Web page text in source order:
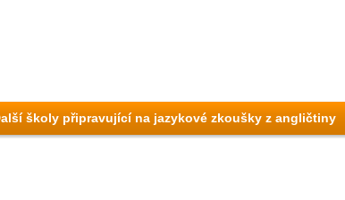
školy připravující na jazykové zkoušky z angličtiny